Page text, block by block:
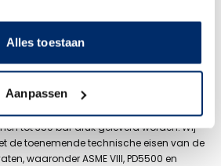
Alles toestaan
AanpassenOns breed assortiment aan
van 3 tot 144 stuks filterkaarsen in een
tot 350 bar druk geleverd worden. Wij
de toenemende technische eisen van de
waaronder ASME VIII, PD5500 en